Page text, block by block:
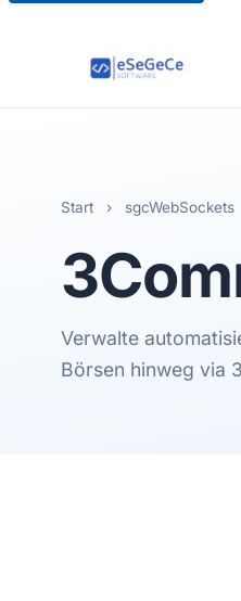
Start › sgcWebSockets
Verwalte
Börsen hinweg via